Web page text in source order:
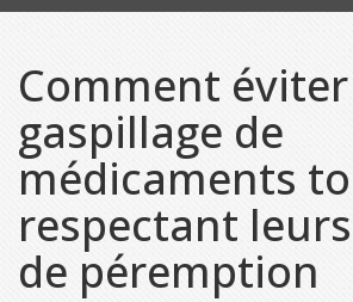
Comment
gaspillage de
médicaments
respectant
de péremption